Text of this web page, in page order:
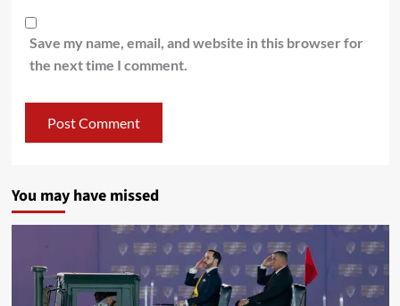
Save my name, email, and website in this browser for
the next time I comment.
You may have missed